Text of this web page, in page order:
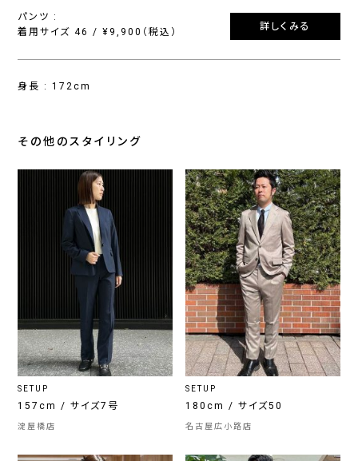
パンツ :
着用サイズ 46 / ¥9,900（税込）
詳しくみる
身長 : 172cm
その他のスタイリング
SETUP
157cm / サイズ7号
淀屋橋店
SETUP
180cm / サイズ50
名古屋広小路店